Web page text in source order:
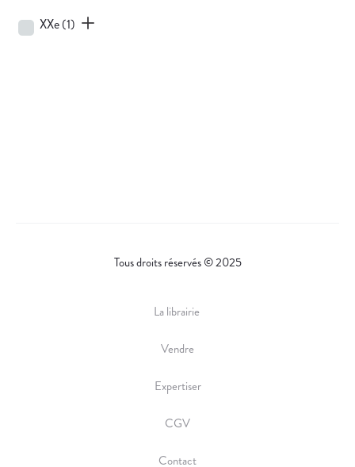
XXe(1)
Tous droits réservés © 2025
La librairie
Vendre
Expertiser
CGV
Contact